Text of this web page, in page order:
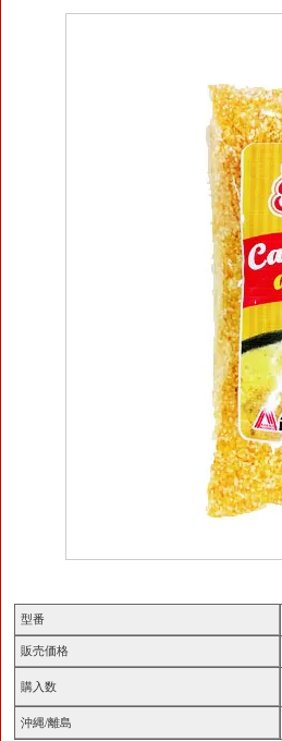
型番
販売価格
購入数
沖縄/離島